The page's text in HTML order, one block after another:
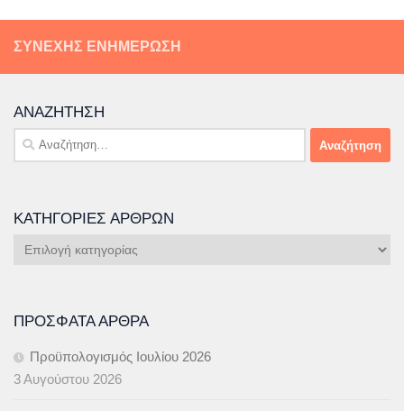
ΣΥΝΕΧΉΣ ΕΝΗΜΈΡΩΣΗ
ΑΝΑΖΉΤΗΣΗ
Αναζήτηση
για:
ΚΑΤΗΓΟΡΊΕΣ ΆΡΘΡΩΝ
Κατηγορίες
ΠΡΌΣΦΑΤΑ ΆΡΘΡΑ
Προϋπολογισμός Ιουλίου 2026
3 Αυγούστου 2026